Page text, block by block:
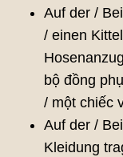
Auf der /
/ einen
bộ đồng
/ một chiếc
Auf der /
Kleidung